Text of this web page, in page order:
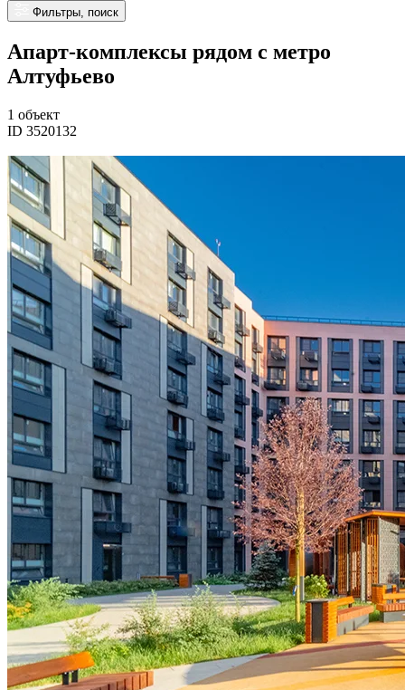
Фильтры, поиск
Апарт-комплексы рядом с метро
Алтуфьево
1 объект
ID 3520132